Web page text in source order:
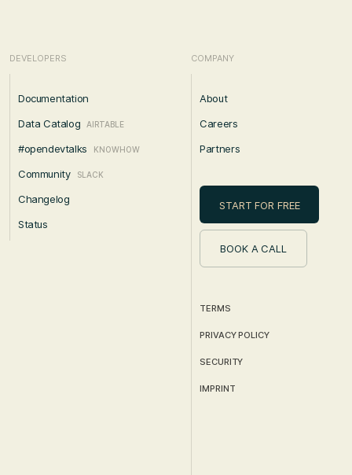
DEVELOPERS
Documentation
Data Catalog
AIRTABLE
#opendevtalks KNOWHOW
Community SLACK
Changelog
Status
COMPANY
About
Careers
Partners
START FOR FREE
BOOK A CALL
TERMS
PRIVACY POLICY
SECURITY
IMPRINT